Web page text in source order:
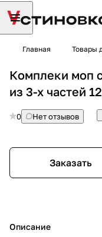
Главная Товары
Комплеки моп
из 3-х частей
0 Нет отзывов
Заказать
Описание